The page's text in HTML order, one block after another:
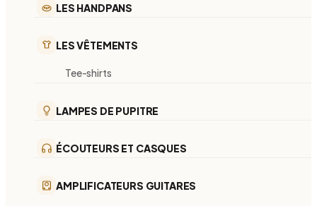
LES HANDPANS
LES VÊTEMENTS
Tee-shirts
LAMPES DE PUPITRE
ÉCOUTEURS ET CASQUES
AMPLIFICATEURS GUITARES